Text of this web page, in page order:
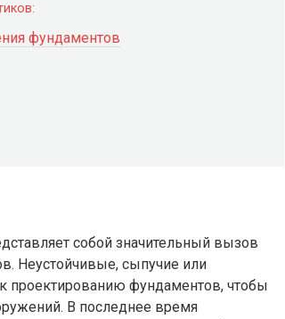
фундаментов
собой значительный вызов
Неустойчивые, сыпучие или
проектированию фундаментов, чтобы
В последнее время